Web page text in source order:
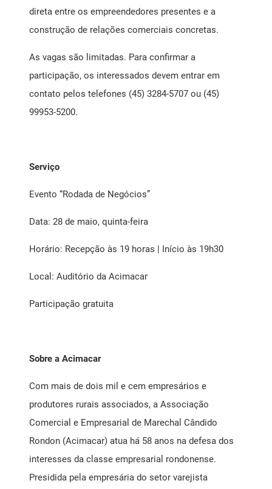
direta entre os empreendedores presentes e a
construção de relações comerciais concretas.
As vagas são limitadas. Para confirmar a
participação, os interessados devem entrar em
contato pelos telefones (45) 3284-5707 ou (45)
99953-5200.
Serviço
Evento “Rodada de Negócios”
Data: 28 de maio, quinta-feira
Horário: Recepção às 19 horas | Início às 19h30
Local: Auditório da Acimacar
Participação gratuita
Sobre a Acimacar
Com mais de dois mil e cem empresários e
produtores rurais associados, a Associação
Comercial e Empresarial de Marechal Cândido
Rondon (Acimacar) atua há 58 anos na defesa dos
interesses da classe empresarial rondonense.
Presidida pela empresária do setor varejista